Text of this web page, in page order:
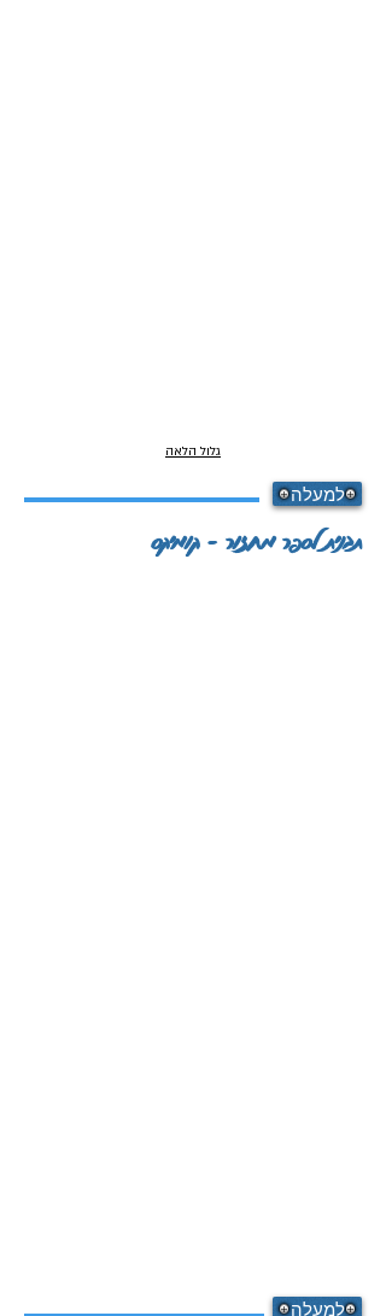
גלול הלאה
למעלה
תבנית לספר מחזור - קומיקס
למעלה